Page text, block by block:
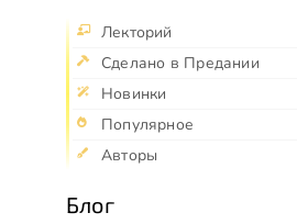
Лекторий
Сделано в Предании
Новинки
Популярное
Авторы
Блог